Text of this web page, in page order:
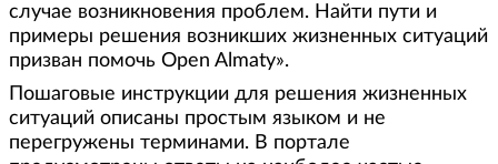
случае возникновения проблем. Найти пути и
примеры решения возникших жизненных ситуаций
призван помочь Open Almaty».
Пошаговые инструкции для решения жизненных
ситуаций описаны простым языком и не
перегружены терминами. В портале